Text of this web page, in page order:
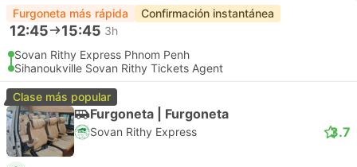
Furgoneta más rápida
Confirmación instantánea
12:45 15:45 3h
Sovan Rithy Express Phnom Penh
Sihanoukville Sovan Rithy Tickets Agent
Clase más popular
Furgoneta | Furgoneta
Sovan Rithy Express 3.7